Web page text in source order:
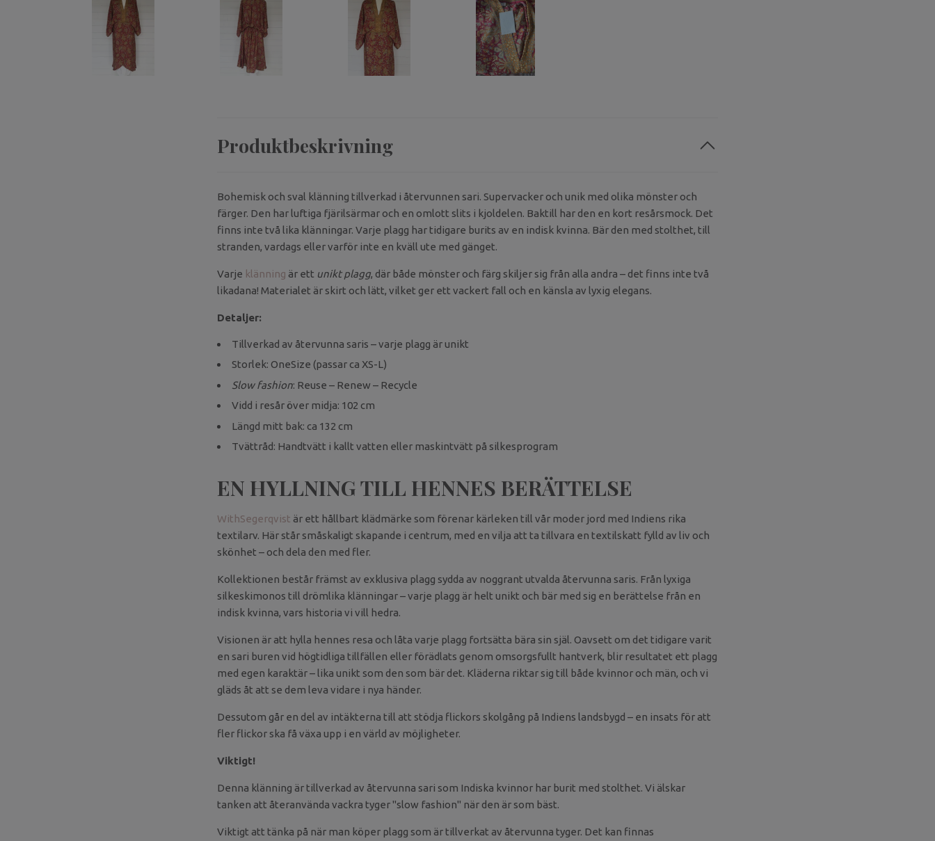
Produktbeskrivning
Bohemisk och sval klänning tillverkad i återvunnen sari. Supervacker och unik med olika mönster och
färger. Den har luftiga fjärilsärmar och en omlott slits i kjoldelen. Baktill har den en kort resårsmock. Det
finns inte två lika klänningar. Varje plagg har tidigare burits av en indisk kvinna. Bär den med stolthet, till
stranden, vardags eller varför inte en kväll ute med gänget.
Varje klänning är ett unikt plagg, där både mönster och färg skiljer sig från alla andra – det finns inte två
likadana! Materialet är skirt och lätt, vilket ger ett vackert fall och en känsla av lyxig elegans.
Detaljer:
Tillverkad av återvunna saris – varje plagg är unikt
Storlek: OneSize (passar ca XS-L)
Slow fashion: Reuse – Renew – Recycle
Vidd i resår över midja: 102 cm
Längd mitt bak: ca 132 cm
Tvättråd: Handtvätt i kallt vatten eller maskintvätt på silkesprogram
EN HYLLNING TILL HENNES BERÄTTELSE
WithSegerqvist är ett hållbart klädmärke som förenar kärleken till vår moder jord med Indiens rika
textilarv. Här står småskaligt skapande i centrum, med en vilja att ta tillvara en textilskatt fylld av liv och
skönhet – och dela den med fler.
Kollektionen består främst av exklusiva plagg sydda av noggrant utvalda återvunna saris. Från lyxiga
silkeskimonos till drömlika klänningar – varje plagg är helt unikt och bär med sig en berättelse från en
indisk kvinna, vars historia vi vill hedra.
Visionen är att hylla hennes resa och låta varje plagg fortsätta bära sin själ. Oavsett om det tidigare varit
en sari buren vid högtidliga tillfällen eller förädlats genom omsorgsfullt hantverk, blir resultatet ett plagg
med egen karaktär – lika unikt som den som bär det. Kläderna riktar sig till både kvinnor och män, och vi
gläds åt att se dem leva vidare i nya händer.
Dessutom går en del av intäkterna till att stödja flickors skolgång på Indiens landsbygd – en insats för att
fler flickor ska få växa upp i en värld av möjligheter.
Viktigt!
Denna klänning är tillverkad av återvunna sari som Indiska kvinnor har burit med stolthet. Vi älskar
tanken att återanvända vackra tyger "slow fashion" när den är som bäst.
Viktigt att tänka på när man köper plagg som är tillverkat av återvunna tyger. Det kan finnas